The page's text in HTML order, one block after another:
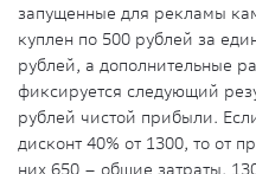
запущенные для рекламы
куплен по 500 рублей за
рублей, а дополнительные
фиксируется следующий
рублей чистой прибыли.
дисконт 40% от 1300, то от
них 650 – общие затраты,